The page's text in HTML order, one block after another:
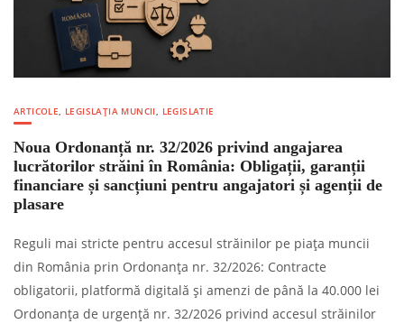
ARTICOLE, LEGISLAȚIA MUNCII, LEGISLATIE
Noua Ordonanță nr. 32/2026 privind angajarea
lucrătorilor străini în România: Obligații, garanții
financiare și sancțiuni pentru angajatori și agenții de
plasare
Reguli mai stricte pentru accesul străinilor pe piața muncii
din România prin Ordonanța nr. 32/2026: Contracte
obligatorii, platformă digitală și amenzi de până la 40.000 lei
Ordonanţa de urgenţă nr. 32/2026 privind accesul străinilor